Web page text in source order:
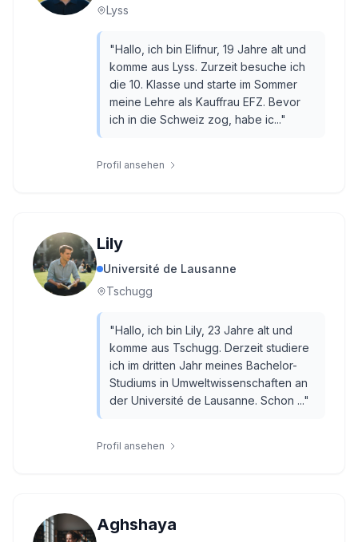
Lyss
"Hallo, ich bin Elifnur, 19 Jahre alt und
komme aus Lyss. Zurzeit besuche ich
die 10. Klasse und starte im Sommer
meine Lehre als Kauffrau EFZ. Bevor
ich in die Schweiz zog, habe ic..."
Profil ansehen
Lily
Université de Lausanne
Tschugg
"Hallo, ich bin Lily, 23 Jahre alt und
komme aus Tschugg. Derzeit studiere
ich im dritten Jahr meines Bachelor-
Studiums in Umweltwissenschaften an
der Université de Lausanne. Schon ..."
Profil ansehen
Aghshaya